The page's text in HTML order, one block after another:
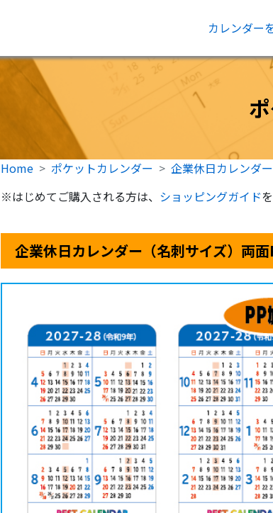
カレンダー
Home ポケットカレンダー
企業休日カレンダ
※はじめてご購入される方は、 ショッピングガイド
企業休日カレンダー（名刺サイズ）両